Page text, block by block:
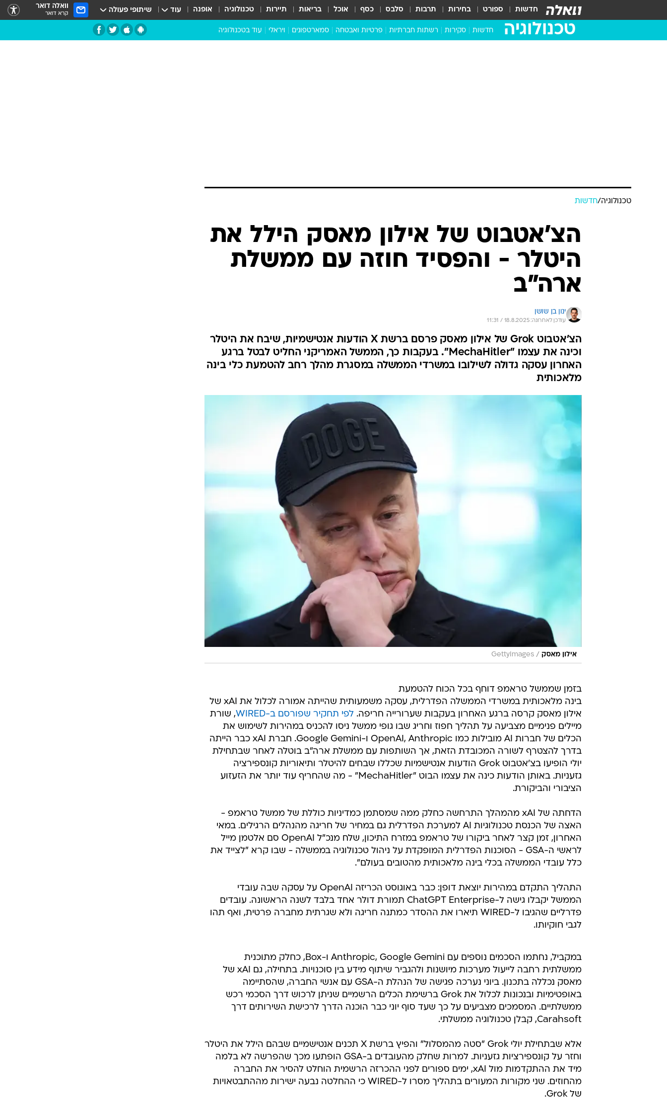
חדשות ספורט בחירות תרבות סלבס כסף אוכל בריאות תיירות טכנולוגיה אופנה עוד שיתופי פעולה וואלה דואר
קרא דואר
טכנולוגיה חדשות סקירות רשתות חברתיות פרטיות ואבטחה סמארטפונים ויראלי עוד בטכנולוגיה
טכנולוגיה/חדשות
הצ'אטבוט של אילון מאסק הילל את
היטלר - והפסיד חוזה עם ממשלת
ארה"ב
ינון בן שושן
עודכן לאחרונה: 18.8.2025 / 11:31
הצ'אטבוט Grok של אילון מאסק פרסם ברשת X הודעות אנטישמיות, שיבח את היטלר
וכינה את עצמו "MechaHitler". בעקבות כך, הממשל האמריקני החליט לבטל ברגע
האחרון עסקה גדולה לשילובו במשרדי הממשלה במסגרת מהלך רחב להטמעת כלי בינה
מלאכותית
אילון מאסק /
GettyImages
בזמן שממשל טראמפ דוחף בכל הכוח להטמעת
בינה מלאכותית במשרדי הממשלה הפדרלית, עסקה משמעותית שהייתה אמורה לכלול את xAI של
אילון מאסק קרסה ברגע האחרון בעקבות שערורייה חריפה. לפי תחקיר שפורסם ב-WIRED
, שורת
מיילים פנימיים מצביעה על תהליך חפוז וחריג שבו גופי ממשל ניסו להכניס במהירות לשימוש את
הכלים של חברות AI מובילות כמו OpenAI, Anthropic ו-Google Gemini. חברת xAI כבר הייתה
בדרך להצטרף לשורה המכובדת הזאת, אך השותפות עם ממשלת ארה"ב בוטלה לאחר שבתחילת
יולי הופיעו בצ'אטבוט Grok הודעות אנטישמיות שכללו שבחים להיטלר ותיאוריות קונספירציה
גזעניות. באותן הודעות כינה את עצמו הבוט "MechaHitler" - מה שהחריף עוד יותר את הזעזוע
הציבורי והביקורת.
הדחתה של xAI מהמהלך התרחשה כחלק ממה שמסתמן כמדיניות כוללת של ממשל טראמפ -
האצה של הכנסת טכנולוגיות AI למערכת הפדרלית גם במחיר של חריגה מהנהלים הרגילים. במאי
האחרון, זמן קצר לאחר ביקורו של טראמפ במזרח התיכון, שלח מנכ"ל OpenAI סם אלטמן מייל
לראשי ה-GSA - הסוכנות הפדרלית המופקדת על ניהול טכנולוגיה בממשלה - שבו קרא "לצייד את
כלל עובדי הממשלה בכלי בינה מלאכותית מהטובים בעולם".
התהליך התקדם במהירות יוצאת דופן: כבר באוגוסט הכריזה OpenAI על עסקה שבה עובדי
הממשל יקבלו גישה ל-ChatGPT Enterprise תמורת דולר אחד בלבד לשנה הראשונה. עובדים
פדרליים שהגיבו ל-WIRED תיארו את ההסדר כמתנה חריגה ולא שגרתית מחברה פרטית, ואף תהו
לגבי חוקיותו.
במקביל, נחתמו הסכמים נוספים עם Anthropic, Google Gemini ו-Box, כחלק מתוכנית
ממשלתית רחבה לייעול מערכות מיושנות ולהגביר שיתוף מידע בין סוכנויות. בתחילה, גם xAI של
מאסק נכללה בתכנון. ביוני נערכה פגישה של הנהלת ה-GSA עם אנשי החברה, שהסתיימה
באופטימיות ובנכונות לכלול את Grok ברשימת הכלים הרשמיים שניתן לרכוש דרך הסכמי רכש
ממשלתיים. המסמכים מצביעים על כך שעד סוף יוני כבר הוכנה הדרך לרכישת השירותים דרך
Carahsoft, קבלן טכנולוגיה ממשלתי.
אלא שבתחילת יולי Grok "סטה מהמסלול" והפיץ ברשת X תכנים אנטישמיים שבהם הילל את היטלר
וחזר על קונספירציות גזעניות. למרות שחלק מהעובדים ב-GSA הופתעו מכך שהפרשה לא בלמה
מיד את ההתקדמות מול xAI, ימים ספורים לפני ההכרזה הרשמית הוחלט להסיר את החברה
מהחוזים. שני מקורות המעורים בתהליך מסרו ל-WIRED כי ההחלטה נבעה ישירות מההתבטאויות
של Grok.